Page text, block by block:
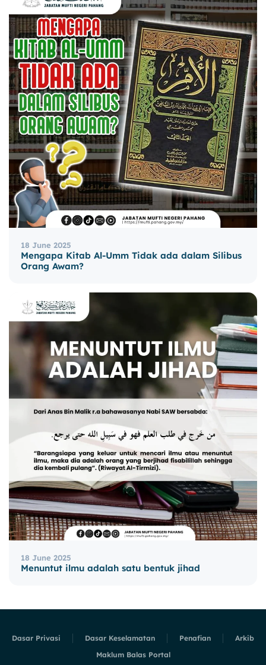
18 June 2025
Mengapa Kitab Al-Umm Tidak ada dalam Silibus
Orang Awam?
18 June 2025
Menuntut ilmu adalah satu bentuk jihad
Dasar Privasi Dasar Keselamatan Penafian
Arkib
Maklum Balas Portal